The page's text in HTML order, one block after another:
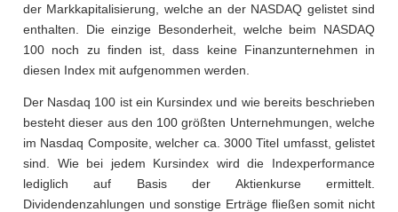
der Markkapitalisierung, welche an der NASDAQ gelistet sind
enthalten. Die einzige Besonderheit, welche beim NASDAQ
100 noch zu finden ist, dass keine Finanzunternehmen in
diesen Index mit aufgenommen werden.
Der Nasdaq 100 ist ein Kursindex und wie bereits beschrieben
besteht dieser aus den 100 größten Unternehmungen, welche
im Nasdaq Composite, welcher ca. 3000 Titel umfasst, gelistet
sind. Wie bei jedem Kursindex wird die Indexperformance
lediglich auf Basis der Aktienkurse ermittelt.
Dividendenzahlungen und sonstige Erträge fließen somit nicht